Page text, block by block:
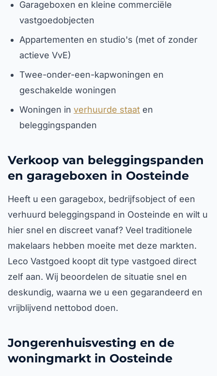
Garageboxen en kleine commerciële
vastgoedobjecten
Appartementen en studio's (met of zonder
actieve VvE)
Twee-onder-een-kapwoningen en
geschakelde woningen
Woningen in verhuurde staat en
beleggingspanden
Verkoop van beleggingspanden
en garageboxen in Oosteinde
Heeft u een garagebox, bedrijfsobject of een
verhuurd beleggingspand in Oosteinde en wilt u
hier snel en discreet vanaf? Veel traditionele
makelaars hebben moeite met deze markten.
Leco Vastgoed koopt dit type vastgoed direct
zelf aan. Wij beoordelen de situatie snel en
deskundig, waarna we u een gegarandeerd en
vrijblijvend nettobod doen.
Jongerenhuisvesting en de
woningmarkt in Oosteinde